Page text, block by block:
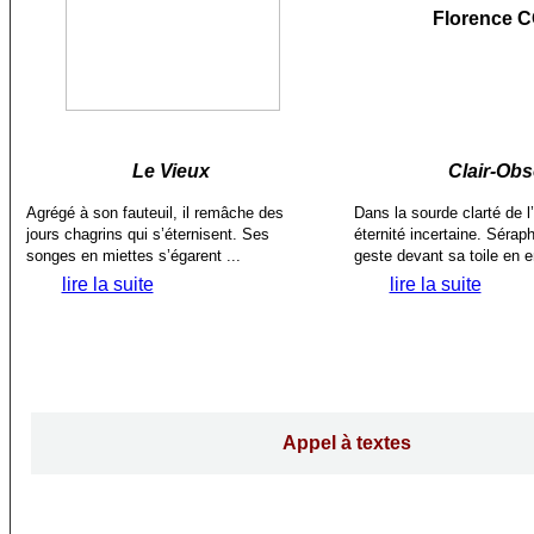
Florence
Le Vieux
Agrégé à son fauteuil, il remâche des
jours chagrins qui s’éternisent. Ses
songes en miettes s’égarent ...
lire la suite
Clair-
Dans la sourde clarté de
éternité incertaine.
geste devant sa toile en
lire la suite
Appel à textes